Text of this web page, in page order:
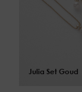
Julia Set Goud
$173.00 $164.00